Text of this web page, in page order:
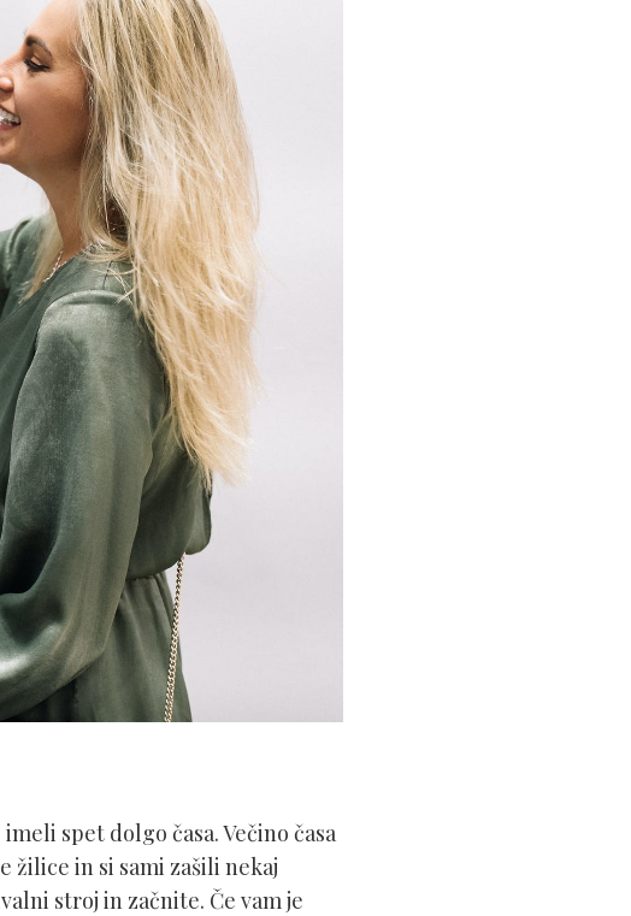
spet dolgo časa. Večino časa
žilice in si sami zašili nekaj
stroj in začnite. Če vam je